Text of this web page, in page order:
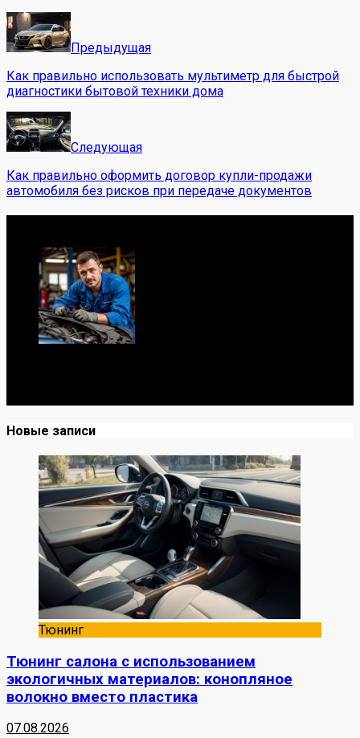
Предыдущая
Как правильно использовать мультиметр для быстрой
диагностики бытовой техники дома
Следующая
Как правильно оформить договор купли-продажи
автомобиля без рисков при передаче документов
Новые записи
Тюнинг
Тюнинг салона с использованием
экологичных материалов: конопляное
волокно вместо пластика
07.08.2026